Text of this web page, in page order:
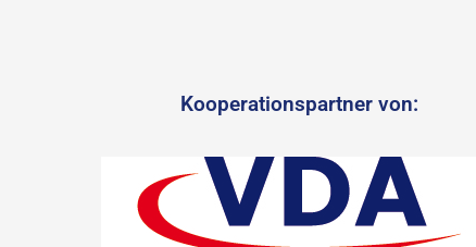
Kooperationspartner von: